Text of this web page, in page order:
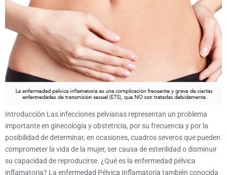
Introducción Las infecciones pelvianas representan un problema
importante en ginecología y obstetricia, por su frecuencia y por la
posibilidad de determinar, en ocasiones, cuadros severos que pueden
comprometer la vida de la mujer, ser causa de esterilidad o disminuir
su capacidad de reproducirse. ¿Qué es la enfermedad pélvica
inflamatoria? La enfermedad Pélvica Inflamatoria también conocida